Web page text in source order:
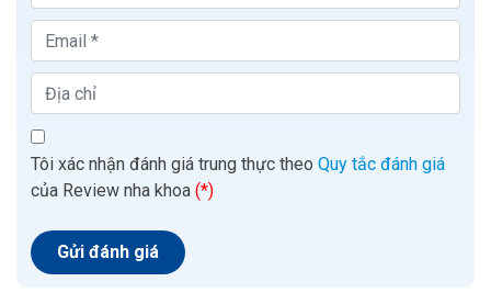
Tôi xác nhận đánh giá trung thực theo Quy tắc đánh giá
của Review nha khoa (*)